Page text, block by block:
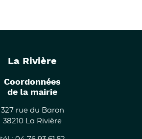
La Rivière
Coordonnées
de la mairie
327 rue du Baron
38210 La Rivière